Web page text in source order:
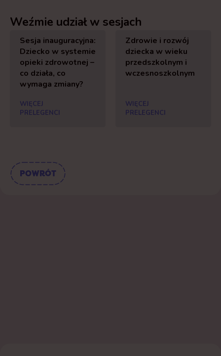
Weźmie udział w sesjach
Sesja inauguracyjna:
Dziecko w systemie
opieki zdrowotnej –
co działa, co
wymaga zmiany?
WIĘCEJ
PRELEGENCI
Zdrowie i rozwój
dziecka w wieku
przedszkolnym i
wczesnoszkolnym
WIĘCEJ
PRELEGENCI
POWRÓT